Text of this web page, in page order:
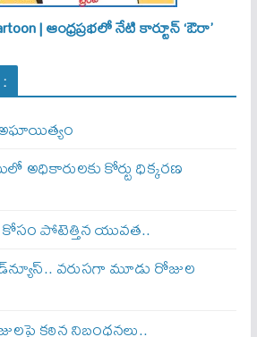
| ఆంధ్రప్రభలో నేటి కార్టూన్ ‘ఔరా’
అఘాయిత్యం
అధికారులకు కోర్టు ధిక్కరణ
కోసం పోటెత్తిన యువత..
వరుసగా మూడు రోజుల
కఠిన నిబంధనలు..